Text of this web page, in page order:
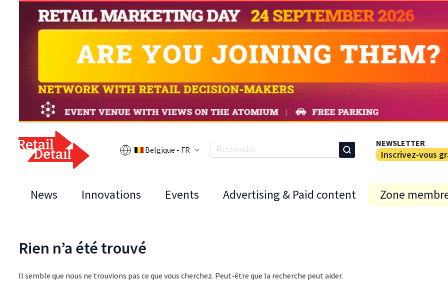
Belgique - FR
NEWSLETTER
Inscrivez-vous
News Innovations Events Advertising & Paid content Zone
Rien n’a été trouvé
Il semble que nous ne trouvions pas ce que vous cherchez. Peut-être que la recherche peut aider.